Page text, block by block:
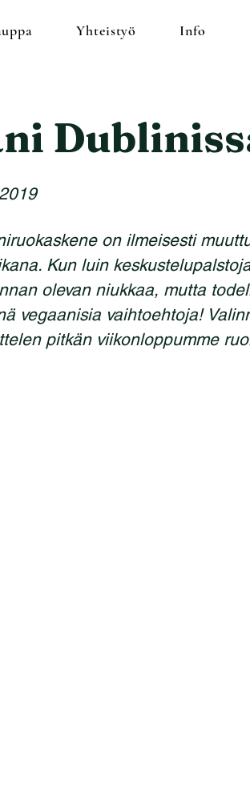
Yhteistyö Info
on ilmeisesti
Kun luin
olevan niukkaa, mutta
vegaanisia vaihtoehtoja!
pitkän viikonloppumme